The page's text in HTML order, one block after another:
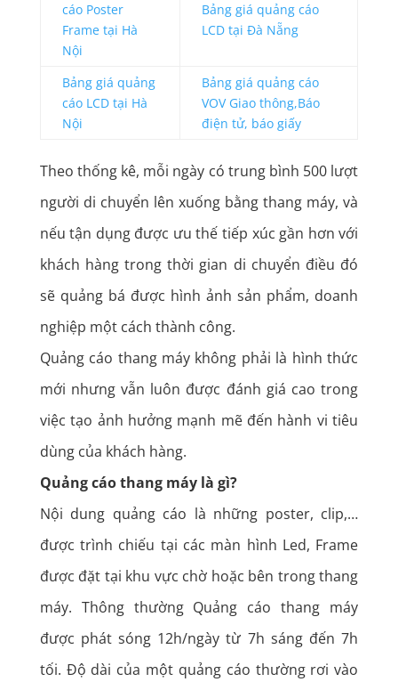
cáo Poster
Frame tại Hà
Nội
Bảng giá quảng cáo
LCD tại Đà Nẵng
Bảng giá quảng
cáo LCD tại Hà
Nội
Bảng giá quảng cáo
VOV Giao thông,Báo
điện tử, báo giấy
Theo thống kê, mỗi ngày có trung bình 500 lượt
người di chuyển lên xuống bằng thang máy, và
nếu tận dụng được ưu thế tiếp xúc gần hơn với
khách hàng trong thời gian di chuyển điều đó
sẽ quảng bá được hình ảnh sản phẩm, doanh
nghiệp một cách thành công.
Quảng cáo thang máy không phải là hình thức
mới nhưng vẫn luôn được đánh giá cao trong
việc tạo ảnh hưởng mạnh mẽ đến hành vi tiêu
dùng của khách hàng.
Quảng cáo thang máy là gì?
Nội dung quảng cáo là những poster, clip,…
được trình chiếu tại các màn hình Led, Frame
được đặt tại khu vực chờ hoặc bên trong thang
máy. Thông thường Quảng cáo thang máy
được phát sóng 12h/ngày từ 7h sáng đến 7h
tối. Độ dài của một quảng cáo thường rơi vào